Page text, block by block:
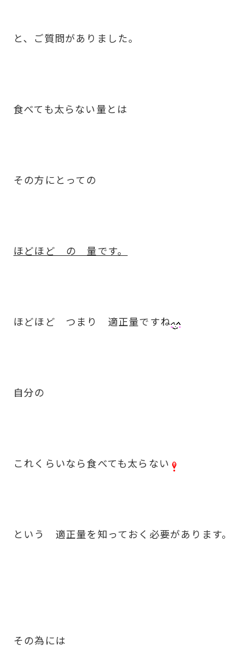
と、ご質問がありました。
食べても太らない量とは
その方にとっての
ほどほど の 量です。
ほどほど つまり 適正量ですね
自分の
これくらいなら食べても太らない
という 適正量を知っておく必要があります。
その為には